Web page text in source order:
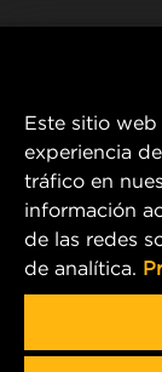
1 Wix Way
P.O. Box 1967
Gastonia, NC
Product &
Este sitio
experiencia
tráfico en
información
de las redes
de analítica.